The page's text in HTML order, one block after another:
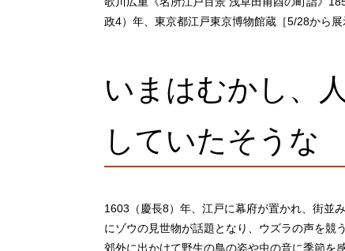
政4）年、東京都江戸東京博物館蔵［5/28から展
いまはむかし、
していたそうな
1603（慶長8）年、江戸に幕府が置かれ、街並
にゾウの見世物が話題となり、ウズラの声を競
郊外に出かけて野生の鳥の姿や虫の音に季節を